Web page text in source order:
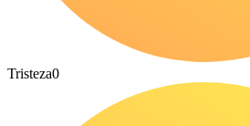
Tristeza0